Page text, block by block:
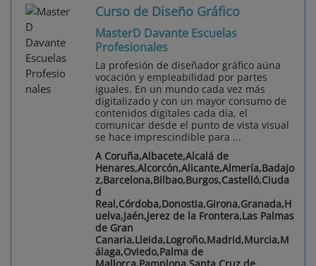
Curso de Diseño Gráfico
MasterD Davante Escuelas
Profesionales
La profesión de diseñador gráfico aúna
vocación y empleabilidad por partes
iguales. En un mundo cada vez más
digitalizado y con un mayor consumo de
contenidos digitales cada día, el
comunicar desde el punto de vista visual
se hace imprescindible para ...
A Coruña,Albacete,Alcalá de
Henares,Alcorcón,Alicante,Almería,Badajo
z,Barcelona,Bilbao,Burgos,Castelló,Ciuda
d
Real,Córdoba,Donostia,Girona,Granada,H
uelva,Jaén,Jerez de la Frontera,Las Palmas
de Gran
Canaria,Lleida,Logroño,Madrid,Murcia,M
álaga,Oviedo,Palma de